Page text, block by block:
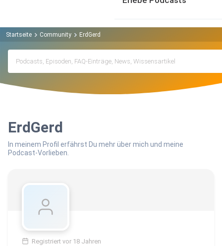
Startseite Community ErdGerd
ErdGerd
In meinem Profil erfährst Du mehr über mich und meine
Podcast-Vorlieben.
Registriert vor 18 Jahren